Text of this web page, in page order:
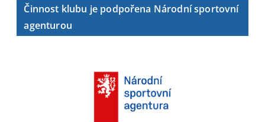
Činnost klubu je podpořena Národní sportovní
agenturou